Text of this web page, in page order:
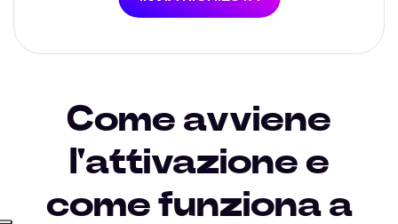
Come avviene
l'attivazione e
come funziona a